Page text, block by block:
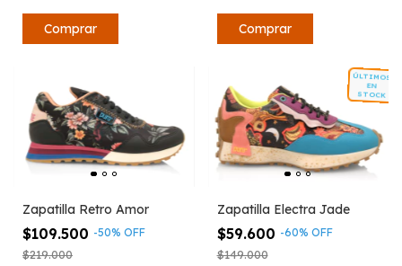
Comprar Comprar
Zapatilla Retro Amor
$109.500 -50% OFF
$219.000
ÚLTIMOS
EN
STOCK
Zapatilla Electra Jade
$59.600 -60% OFF
$149.000